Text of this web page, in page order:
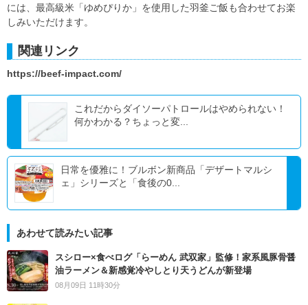
には、最高級米「ゆめぴりか」を使用した羽釜ご飯も合わせてお楽
しみいただけます。
関連リンク
https://beef-impact.com/
これだからダイソーパトロールはやめられない！
何かわかる？ちょっと変...
日常を優雅に！ブルボン新商品「デザートマルシ
ェ」シリーズと「食後の0...
あわせて読みたい記事
スシロー×食べログ「らーめん 武双家」監修！家系風豚骨醤
油ラーメン＆新感覚冷やしとり天うどんが新登場
08月09日 11時30分